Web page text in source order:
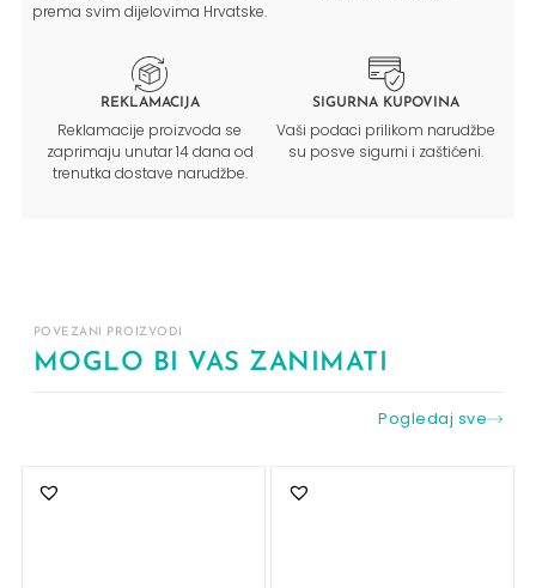
prema svim dijelovima Hrvatske.
REKLAMACIJA
Reklamacije proizvoda se
zaprimaju unutar 14 dana od
trenutka dostave narudžbe.
SIGURNA KUPOVINA
Vaši podaci prilikom narudžbe
su posve sigurni i zaštićeni.
POVEZANI PROIZVODI
MOGLO BI VAS ZANIMATI
Pogledaj sve